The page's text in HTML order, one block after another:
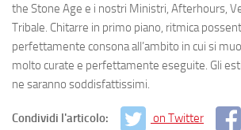
the Stone Age e i nostri Ministri, Afterhours,
Tribale. Chitarre in primo piano, ritmica
perfettamente consona all’ambito in cui si
molto curate e perfettamente eseguite. Gli
ne saranno soddisfattissimi.
Condividi l'articolo: on Twitter